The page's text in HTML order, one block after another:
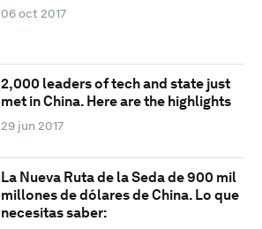
06 oct 2017
2,000 leaders of tech and state just
met in China. Here are the highlights
29 jun 2017
La Nueva Ruta de la Seda de 900 mil
millones de dólares de China. Lo que
necesitas saber: